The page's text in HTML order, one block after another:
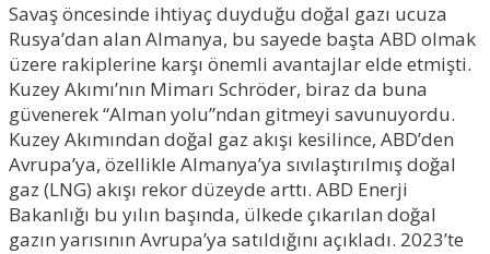
Savaş öncesinde ihtiyaç duyduğu doğal gazı ucuza
Rusya’dan alan Almanya, bu sayede başta ABD olmak
üzere rakiplerine karşı önemli avantajlar elde etmişti.
Kuzey Akımı’nın Mimarı Schröder, biraz da buna
güvenerek “Alman yolu”ndan gitmeyi savunuyordu.
Kuzey Akımından doğal gaz akışı kesilince, ABD’den
Avrupa’ya, özellikle Almanya’ya sıvılaştırılmış doğal
gaz (LNG) akışı rekor düzeyde arttı. ABD Enerji
Bakanlığı bu yılın başında, ülkede çıkarılan doğal
gazın yarısının Avrupa’ya satıldığını açıkladı. 2023’te